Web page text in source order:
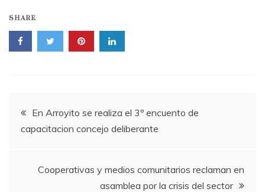
SHARE
Navegación
de
entradas
En Arroyito se realiza el 3º encuento de
capacitacion concejo deliberante
Cooperativas y medios comunitarios reclaman en
asamblea por la crisis del sector